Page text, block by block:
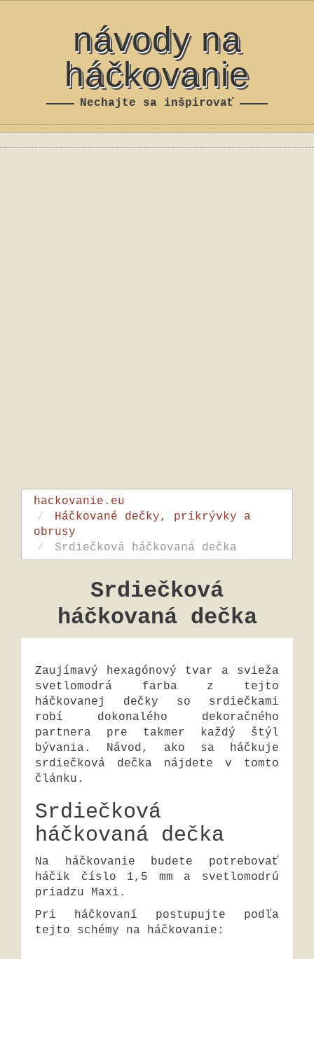
návody na
háčkovanie
Nechajte sa inšpirovať
hackovanie.eu
Háčkované dečky, prikrývky a
obrusy
Srdiečková háčkovaná dečka
Srdiečková
háčkovaná dečka
Zaujímavý hexagónový tvar a svieža
svetlomodrá farba z tejto
háčkovanej dečky so srdiečkami
robí dokonalého dekoračného
partnera pre takmer každý štýl
bývania. Návod, ako sa háčkuje
srdiečková dečka nájdete v tomto
článku.
Srdiečková
háčkovaná dečka
Na háčkovanie budete potrebovať
háčik číslo 1,5 mm a svetlomodrú
priadzu Maxi.
Pri háčkovaní postupujte podľa
tejto schémy na háčkovanie: